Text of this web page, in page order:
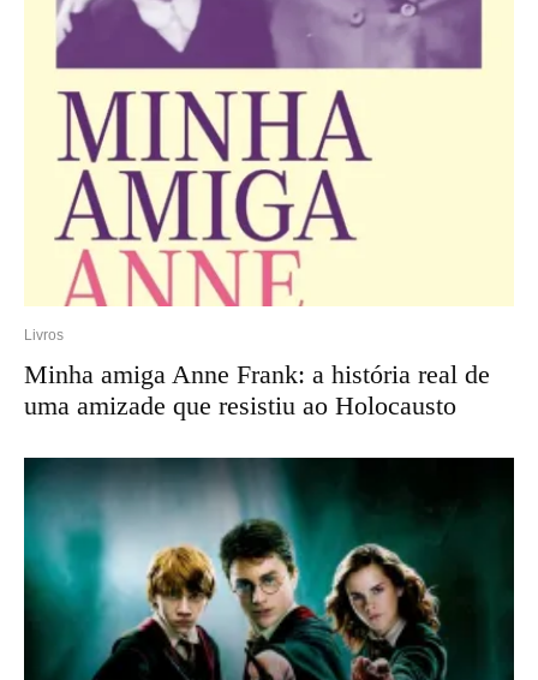
Livros
Minha amiga Anne Frank: a história real de
uma amizade que resistiu ao Holocausto